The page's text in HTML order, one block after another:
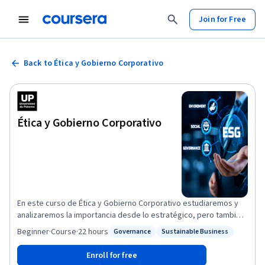
Join for Free
Back to Ética y Gobierno Corporativo
Ética y Gobierno Corporativo
En este curso de Ética y Gobierno Corporativo estudiaremos y
analizaremos la importancia desde lo estratégico, pero también
desde lo reputacional, que tiene trabajar para ser una empresa
ética y responsable con todos los ámbitos del negocio. Los
objetivos de este curso se orientan a comprender las diferentes
miradas que hubo y hay sobre el tema, sus consecuencias y
Governance Sustainable Business
Beginner·Course·22 hours
Enroll for free